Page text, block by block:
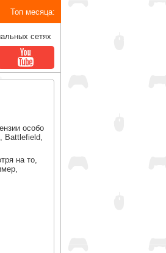
Топ месяца:
сетях
особо
Battlefield,
на то,